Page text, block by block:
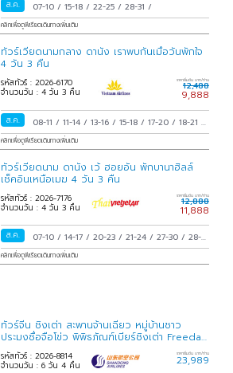
ส.ค. 07-10/15-18/22-25/28-31/
คลิกเพื่อดูพีเรียดเดินทางเพิ่มเติม
ทัวร์เวียดนามกลาง ดานัง เราพบกันเมื่อวันพักใจ
4 วัน 3 คืน
รหัสทัวร์ : 2026-6170
จำนวนวัน : 4 วัน 3 คืน
ราคาเริ่มต้น บาท/ท่าน
12,488
9,888
ส.ค. 08-11/11-14/13-16/15-18/17-20/18-21/
20-23/22-25
คลิกเพื่อดูพีเรียดเดินทางเพิ่มเติม
ทัวร์เวียดนาม ดานัง เว้ ฮอยอัน พักบานาฮิลล์
เช็คอินเหนือเมฆ 4 วัน 3 คืน
รหัสทัวร์ : 2026-7176
จำนวนวัน : 4 วัน 3 คืน
ราคาเริ่มต้น บาท/ท่าน
12,888
11,888
ส.ค. 07-10/14-17/20-23/21-24/27-30/28-31
/
คลิกเพื่อดูพีเรียดเดินทางเพิ่มเติม
ทัวร์จีน ชิงเต่า สะพานจ้านเฉียว หมู่บ้านชาว
ประมงซื่อจือโข่ว พิพิธภัณฑ์เบียร์ชิงเต่า Freeday
6 วัน 4
รหัสทัวร์ : 2026-8814
จำนวนวัน : 6 วัน 4 คืน
ราคาเริ่มต้น บาท/ท่าน
23,989